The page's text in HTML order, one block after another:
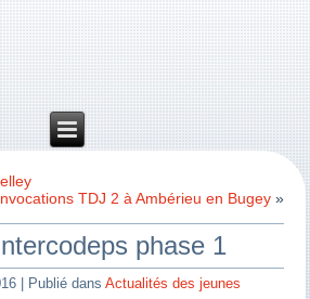
TDJ 2 à Ambérieu en Bugey»
phase 1
Publié dans Actualités des jeunes